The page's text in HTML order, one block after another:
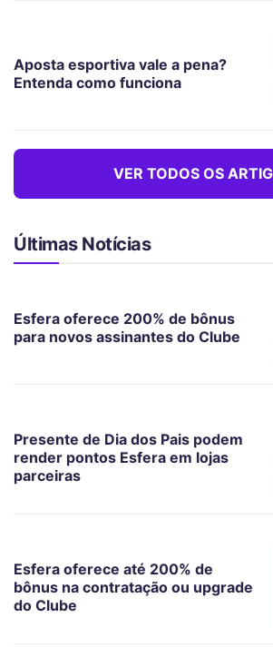
Aposta esportiva vale a pena?
Entenda como funciona
VER TODOS OS
Últimas Notícias
Esfera oferece 200% de bônus
para novos assinantes do Clube
Presente de Dia dos Pais podem
render pontos Esfera em lojas
parceiras
Esfera oferece até 200% de
bônus na contratação ou upgrade
do Clube